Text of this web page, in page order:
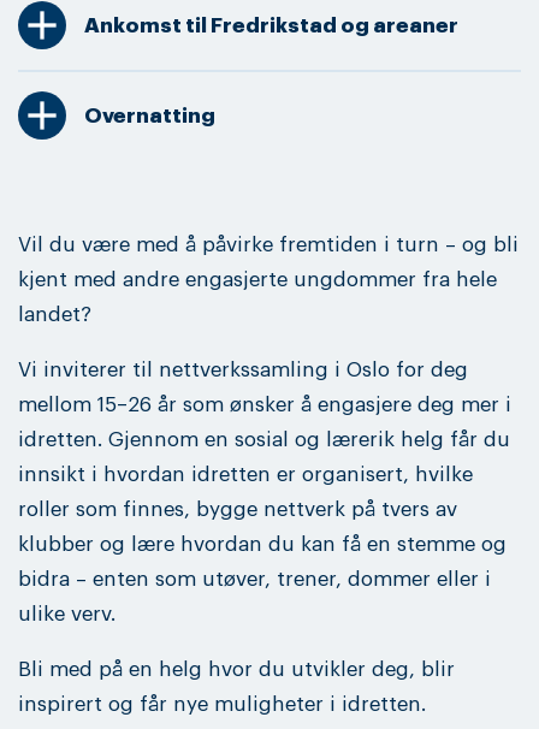
add Ankomst til Fredrikstad og areaner
add Overnatting
Vil du være med å påvirke fremtiden i turn – og bli
kjent med andre engasjerte ungdommer fra hele
landet?
Vi inviterer til nettverkssamling i Oslo for deg
mellom 15–26 år som ønsker å engasjere deg mer i
idretten. Gjennom en sosial og lærerik helg får du
innsikt i hvordan idretten er organisert, hvilke
roller som finnes, bygge nettverk på tvers av
klubber og lære hvordan du kan få en stemme og
bidra – enten som utøver, trener, dommer eller i
ulike verv.
Bli med på en helg hvor du utvikler deg, blir
inspirert og får nye muligheter i idretten.